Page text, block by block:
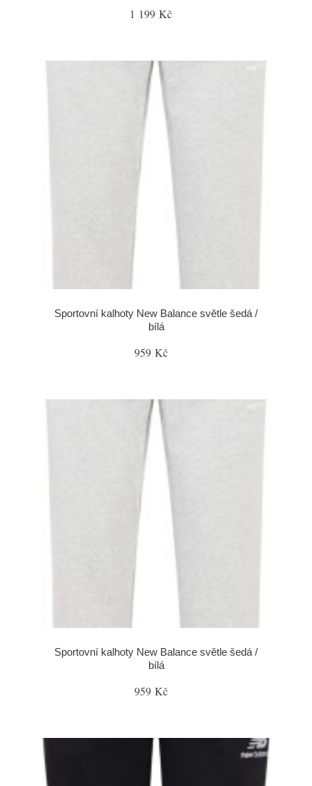
1 199 Kč
Sportovní kalhoty New Balance světle šedá /
bílá
959 Kč
Sportovní kalhoty New Balance světle šedá /
bílá
959 Kč